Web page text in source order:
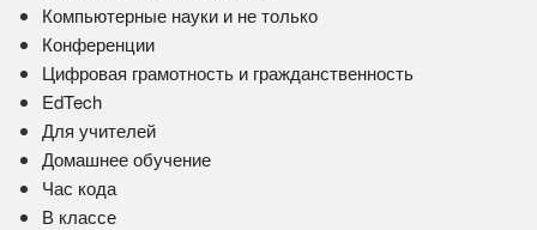
Компьютерные науки и не только
Конференции
Цифровая грамотность и гражданственность
EdTech
Для учителей
Домашнее обучение
Час кода
В классе